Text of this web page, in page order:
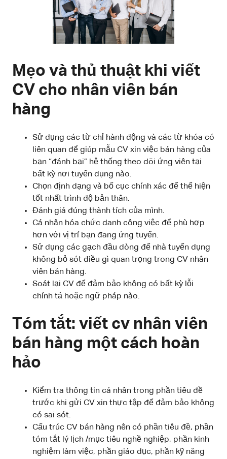
Mẹo và thủ thuật khi viết
CV cho nhân viên bán
hàng
Sử dụng các từ chỉ hành động và các từ khóa có
liên quan để giúp mẫu CV xin việc bán hàng của
bạn “đánh bại” hệ thống theo dõi ứng viên tại
bất kỳ nơi tuyển dụng nào.
Chọn định dạng và bố cục chính xác để thể hiện
tốt nhất trình độ bản thân.
Đánh giá đúng thành tích của mình.
Cá nhân hóa chức danh công việc để phù hợp
hơn với vị trí bạn đang ứng tuyển.
Sử dụng các gạch đầu dòng để nhà tuyển dụng
không bỏ sót điều gì quan trọng trong CV nhân
viên bán hàng.
Soát lại CV để đảm bảo không có bất kỳ lỗi
chính tả hoặc ngữ pháp nào.
Tóm tắt: viết cv nhân viên
bán hàng một cách hoàn
hảo
Kiểm tra thông tin cá nhân trong phần tiêu đề
trước khi gửi CV xin thực tập để đảm bảo không
có sai sót.
Cấu trúc CV bán hàng nên có phần tiêu đề, phần
tóm tắt lý lịch /mục tiêu nghề nghiệp, phần kinh
nghiệm làm việc, phần giáo dục, phần kỹ năng